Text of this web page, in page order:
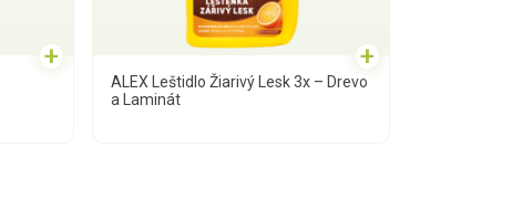
+ +
ALEX Leštidlo Žiarivý Lesk 3x – Drevo
a Laminát